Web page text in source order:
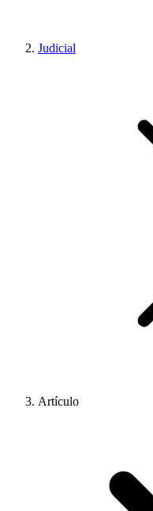
Judicial
Artículo